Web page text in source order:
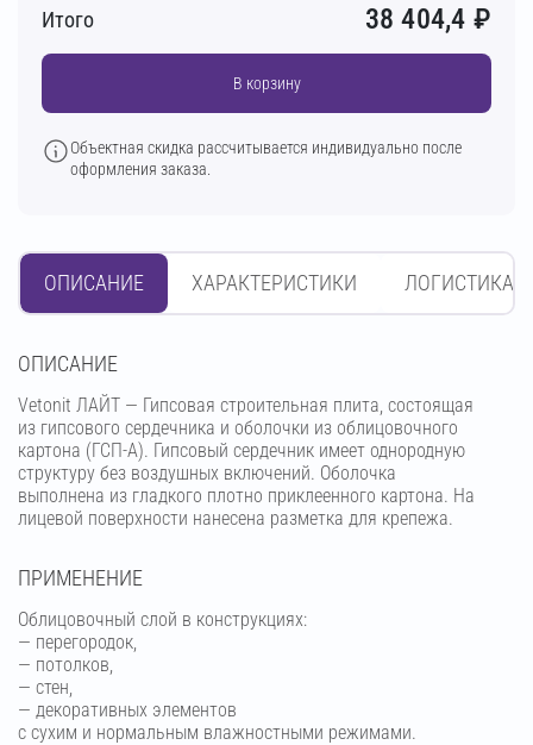
Итого
38 404,4 ₽
В корзину
Объектная скидка рассчитывается индивидуально после
оформления заказа.
ОПИСАНИЕ ХАРАКТЕРИСТИКИ ЛОГИСТИКА
OПИСАНИЕ
Vetonit ЛАЙТ — Гипсовая строительная плита, состоящая
из гипсового сердечника и оболочки из облицовочного
картона (ГСП-А). Гипсовый сердечник имеет однородную
структуру без воздушных включений. Оболочка
выполнена из гладкого плотно приклеенного картона. На
лицевой поверхности нанесена разметка для крепежа.
ПРИМЕНЕНИЕ
Облицовочный слой в конструкциях:
— перегородок,
— потолков,
— стен,
— декоративных элементов
с сухим и нормальным влажностными режимами.